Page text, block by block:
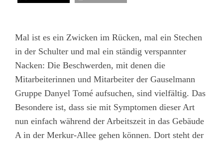
Mal ist es ein Zwicken im Rücken, mal ein Stechen
in der Schulter und mal ein ständig verspannter
Nacken: Die Beschwerden, mit denen die
Mitarbeiterinnen und Mitarbeiter der Gauselmann
Gruppe Danyel Tomé aufsuchen, sind vielfältig. Das
Besondere ist, dass sie mit Symptomen dieser Art
nun einfach während der Arbeitszeit in das Gebäude
A in der Merkur-Allee gehen können. Dort steht der